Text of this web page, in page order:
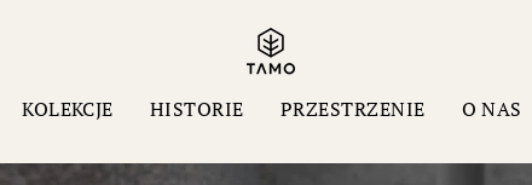
KOLEKCJE HISTORIE PRZESTRZENIE O NAS